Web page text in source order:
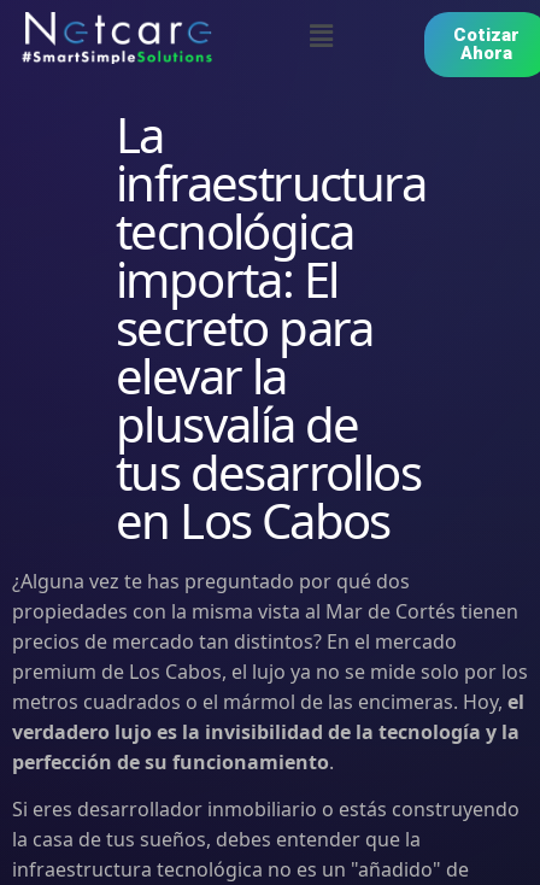
Cotizar
Ahora
La
infraestructura
tecnológica
importa: El
secreto para
elevar la
plusvalía de
tus desarrollos
en Los Cabos
¿Alguna vez te has preguntado por qué dos
propiedades con la misma vista al Mar de Cortés tienen
precios de mercado tan distintos? En el mercado
premium de Los Cabos, el lujo ya no se mide solo por los
metros cuadrados o el mármol de las encimeras. Hoy, el
verdadero lujo es la invisibilidad de la tecnología y la
perfección de su funcionamiento.
Si eres desarrollador inmobiliario o estás construyendo
la casa de tus sueños, debes entender que la
infraestructura tecnológica no es un "añadido" de